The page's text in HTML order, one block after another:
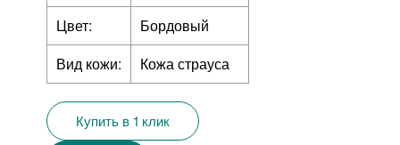
Цвет:
Бордовый
Вид кожи:
Кожа страуса
Купить в 1 клик